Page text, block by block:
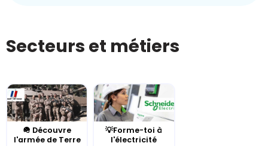
Secteurs et métiers
🪖 Découvre
l'armée de Terre
💡Forme-toi à
l'électricité